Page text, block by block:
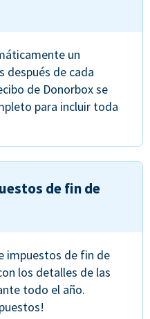
un
después de cada
de Donorbox se
para incluir toda
de fin de
impuestos de fin de
los detalles de las
todo el año.